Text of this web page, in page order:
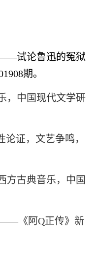
试论鲁迅的冤狱
期。
，中 国现代文学研
论证，文艺争鸣，
方古典音乐，中国
《阿Q正传》新